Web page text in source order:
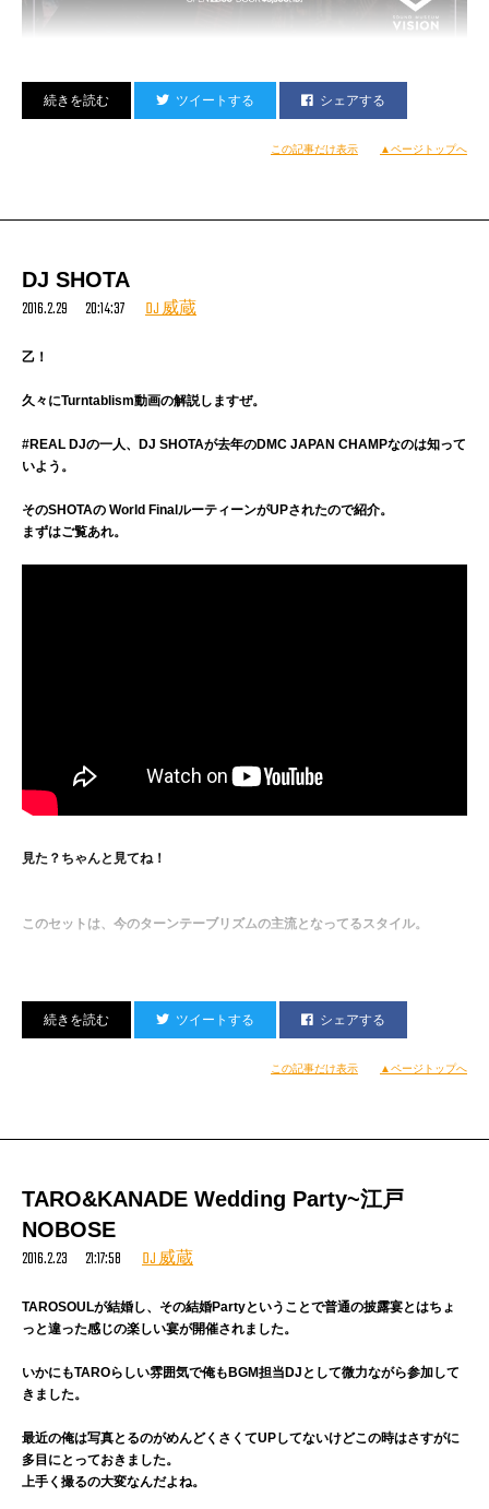
2016.3.18(金) juice
@SOUND MUSEUM VISION
Creepy Nuts(R-指定 & DJ 松永）
DJ: MIGHTY CROWN / DJ DIRTYKRATES a.k.a. ZEEBRA / HABANERO
BOBBY / TAKUYA / MONCHI / PSYCO / UG / ToMo / RYOTA / KENGO
【WHITE】
TBA
【D-LOUNGE】〈HIP HOP / R&B / CLASSIC〉
TAKMA / SU / BETTY / TTAGG / K’ma / NAMI / ASSY / HIRO
ツイートする シェアする
この記事だけ表示 ▲ページトップへ
DJ SHOTA
2016.2.29 20:14:37 DJ 威蔵
乙！
久々にTurntablism動画の解説しますぜ。
#REAL DJの一人、DJ SHOTAが去年のDMC JAPAN CHAMPなのは知って
いよう。
そのSHOTAの World FinalルーティーンがUPされたので紹介。
まずはご覧あれ。
見た？ちゃんと見てね！
このセットは、今のターンテーブリズムの主流となってるスタイル。
ルの使い方をおろそかにしてはいけないということ。
ターンテーブルでの技術がしっかりカッコ良くてそこにデジタル技術が上手
く融合してるものがNEXT LEVELと言える。
SHOTAのこのセットはターンテーブルとデジタルが見事に合わさってる。
何度もいろんなところで言ってるけど、どんなにデジタルが進化したとして
てこそのもの。
これはこの先変わらないよ多分。
ツイートする シェアする
この記事だけ表示 ▲ページトップへ
TARO&KANADE Wedding Party~江戸
NOBOSE
2016.2.23 21:17:58 DJ 威蔵
TAROSOULが結婚し、その結婚Partyということで普通の披露宴とはちょ
っと違った感じの楽しい宴が開催されました。
いかにもTAROらしい雰囲気で俺もBGM担当DJとして微力ながら参加して
きました。
最近の俺は写真とるのがめんどくさくてUPしてないけどこの時はさすがに
多目にとっておきました。
上手く撮るの大変なんだよね。